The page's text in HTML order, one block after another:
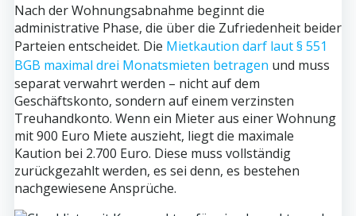
Nach der Wohnungsabnahme beginnt die
administrative Phase, die über die Zufriedenheit beider
Parteien entscheidet. Die Mietkaution darf laut § 551
BGB maximal drei Monatsmieten betragen und muss
separat verwahrt werden – nicht auf dem
Geschäftskonto, sondern auf einem verzinsten
Treuhandkonto. Wenn ein Mieter aus einer Wohnung
mit 900 Euro Miete auszieht, liegt die maximale
Kaution bei 2.700 Euro. Diese muss vollständig
zurückgezahlt werden, es sei denn, es bestehen
nachgewiesene Ansprüche.